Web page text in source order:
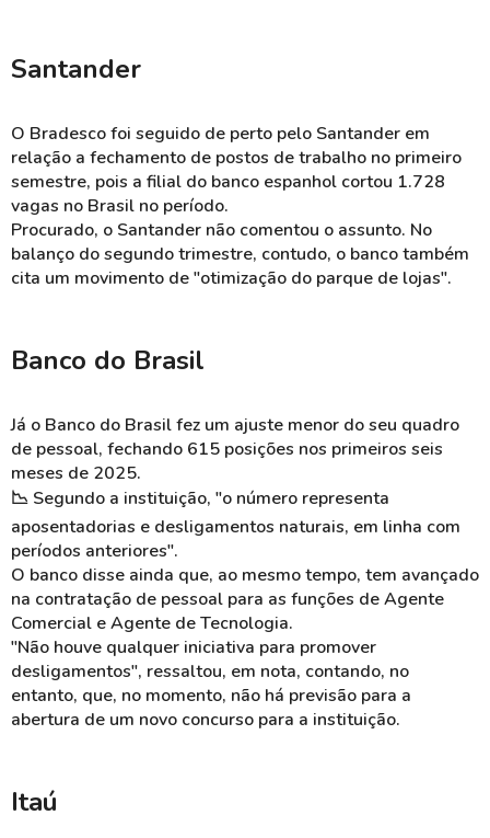
Santander
O Bradesco foi seguido de perto pelo Santander em
relação a fechamento de postos de trabalho no primeiro
semestre, pois a filial do banco espanhol cortou 1.728
vagas no Brasil no período.
Procurado, o Santander não comentou o assunto. No
balanço do segundo trimestre, contudo, o banco também
cita um movimento de "otimização do parque de lojas".
Banco do Brasil
Já o Banco do Brasil fez um ajuste menor do seu quadro
de pessoal, fechando 615 posições nos primeiros seis
meses de 2025.
📉 Segundo a instituição, "o número representa
aposentadorias e desligamentos naturais, em linha com
períodos anteriores".
O banco disse ainda que, ao mesmo tempo, tem avançado
na contratação de pessoal para as funções de Agente
Comercial e Agente de Tecnologia.
"Não houve qualquer iniciativa para promover
desligamentos", ressaltou, em nota, contando, no
entanto, que, no momento, não há previsão para a
abertura de um novo concurso para a instituição.
Itaú